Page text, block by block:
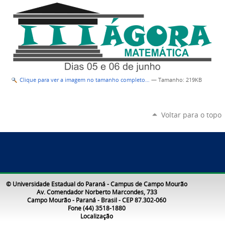
Clique para ver a imagem no tamanho completo… — Tamanho: 219KB
Voltar para o topo
© Universidade Estadual do Paraná - Campus de Campo Mourão
Av. Comendador Norberto Marcondes, 733
Campo Mourão - Paraná - Brasil - CEP 87.302-060
Fone (44) 3518-1880
Localização